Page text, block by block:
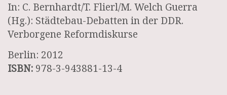
In: C. Bernhardt/T. Flierl/M. Welch Guerra
(Hg.): Städtebau-Debatten in der DDR.
Verborgene Reformdiskurse
Berlin: 2012
ISBN: 978-3-943881-13-4